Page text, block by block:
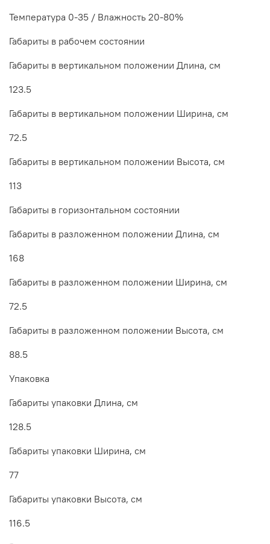
Температура 0-35 / Влажность 20-80%
Габариты в рабочем состоянии
Габариты в вертикальном положении Длина, см
123.5
Габариты в вертикальном положении Ширина, см
72.5
Габариты в вертикальном положении Высота, см
113
Габариты в горизонтальном состоянии
Габариты в разложенном положении Длина, см
168
Габариты в разложенном положении Ширина, см
72.5
Габариты в разложенном положении Высота, см
88.5
Упаковка
Габариты упаковки Длина, см
128.5
Габариты упаковки Ширина, см
77
Габариты упаковки Высота, см
116.5